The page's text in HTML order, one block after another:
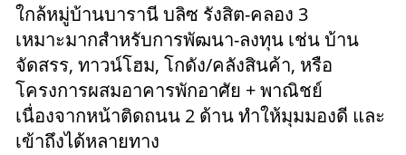
ใกล้หมู่บ้านบารานี บลิซ รังสิต-คลอง 3
เหมาะมากสำหรับการพัฒนา-ลงทุน เช่น บ้าน
จัดสรร, ทาวน์โฮม, โกดัง/คลังสินค้า, หรือ
โครงการผสมอาคารพักอาศัย + พาณิชย์
เนื่องจากหน้าติดถนน 2 ด้าน ทำให้มุมมองดี และ
เข้าถึงได้หลายทาง